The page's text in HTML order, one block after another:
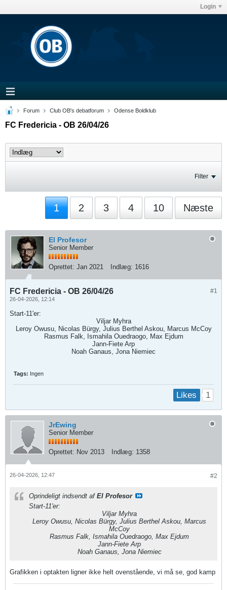
Login
Forum Club OB's debatforum Odense Boldklub
FC Fredericia - OB 26/04/26
Filter
1 2 3 4 10 Næste
El Profesor
Senior Member
Oprettet: Jan 2021 Indlæg: 1616
#1
FC Fredericia - OB 26/04/26
26-04-2026, 12:14
Start-11'er:
Viljar Myhra
Leroy Owusu, Nicolas Bürgy, Julius Berthel Askou, Marcus McCoy
Rasmus Falk, Ismahila Ouedraogo, Max Ejdum
Jann-Fiete Arp
Noah Ganaus, Jona Niemiec
Tags: Ingen
Likes 1
JrEwing
Senior Member
Oprettet: Nov 2013 Indlæg: 1358
#2
26-04-2026, 12:47
Oprindeligt indsendt af El Profesor
Start-11'er:
Viljar Myhra
Leroy Owusu, Nicolas Bürgy, Julius Berthel Askou, Marcus
McCoy
Rasmus Falk, Ismahila Ouedraogo, Max Ejdum
Jann-Fiete Arp
Noah Ganaus, Jona Niemiec
Grafikken i optakten ligner ikke helt ovenstående, vi må se, god kamp